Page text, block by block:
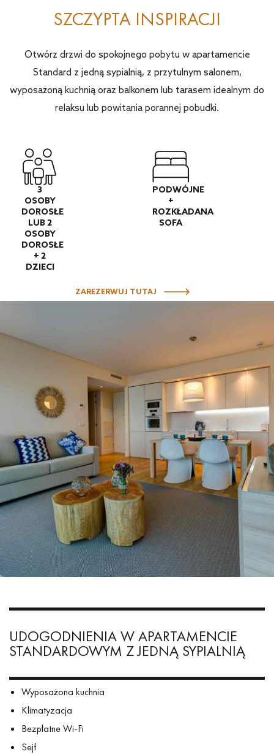
SZCZYPTA INSPIRACJI
Otwórz drzwi do spokojnego pobytu w apartamencie
Standard z jedną sypialnią, z przytulnym salonem,
wyposażoną kuchnią oraz balkonem lub tarasem idealnym do
relaksu lub powitania porannej pobudki.
3
OSOBY
DOROSŁE
LUB 2
OSOBY
DOROSŁE
+ 2
DZIECI
PODWÓJNE
+
ROZKŁADANA
SOFA
ZAREZERWUJ TUTAJ
UDOGODNIENIA W APARTAMENCIE
STANDARDOWYM Z JEDNĄ SYPIALNIĄ
Wyposażona kuchnia
Klimatyzacja
Bezpłatne Wi-Fi
Sejf